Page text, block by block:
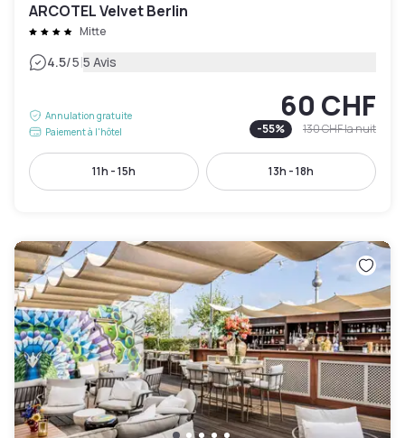
ARCOTEL Velvet Berlin
Mitte
4.5/5|5 Avis
Annulation gratuite
Paiement à l'hôtel
60 CHF
-55% 130 CHFla nuit
11h - 15h 13h - 18h